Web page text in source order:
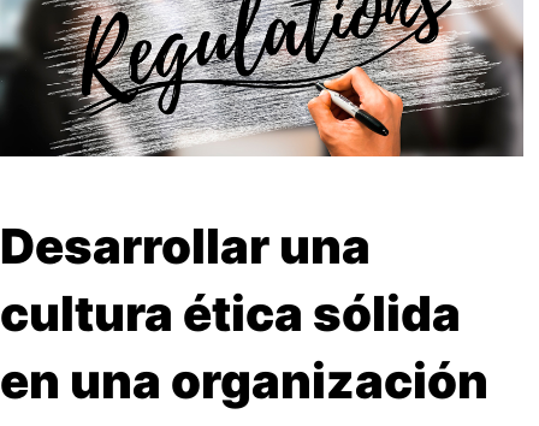
Desarrollar una
cultura ética sólida
en una organización